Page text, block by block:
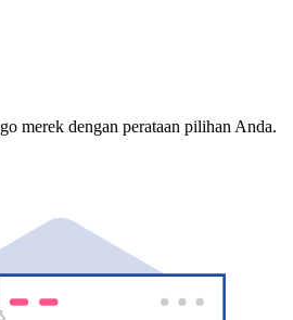
merek dengan perataan pilihan Anda.